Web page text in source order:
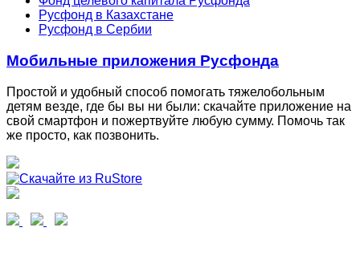
Русфонд в Казахстане
Русфонд в Сербии
Мобильные приложения Русфонда
Простой и удобный способ помогать тяжелобольным
детям везде, где бы вы ни были: скачайте приложение на
свой смартфон и пожертвуйте любую сумму. Помочь так
же просто, как позвонить.